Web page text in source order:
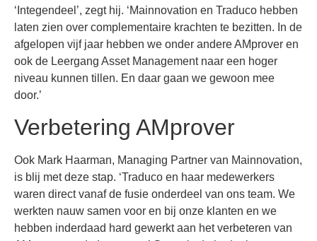
‘Integendeel’, zegt hij. ‘Mainnovation en Traduco hebben
laten zien over complementaire krachten te bezitten. In de
afgelopen vijf jaar hebben we onder andere AMprover en
ook de Leergang Asset Management naar een hoger
niveau kunnen tillen. En daar gaan we gewoon mee
door.’
Verbetering AMprover
Ook Mark Haarman, Managing Partner van Mainnovation,
is blij met deze stap. ‘Traduco en haar medewerkers
waren direct vanaf de fusie onderdeel van ons team. We
werkten nauw samen voor en bij onze klanten en we
hebben inderdaad hard gewerkt aan het verbeteren van